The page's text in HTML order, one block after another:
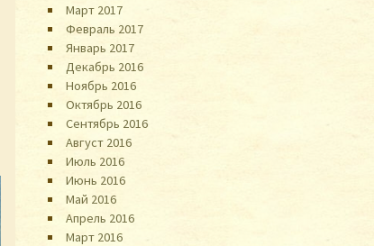
Март 2017
Февраль 2017
Январь 2017
Декабрь 2016
Ноябрь 2016
Октябрь 2016
Сентябрь 2016
Август 2016
Июль 2016
Июнь 2016
Май 2016
Апрель 2016
Март 2016